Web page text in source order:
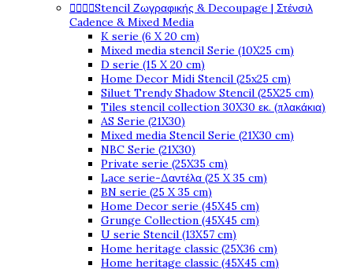
   Stencil Ζωγραφικής & Decoupage | Στένσιλ
Cadence & Mixed Media
K serie (6 X 20 cm)
Mixed media stencil Serie (10X25 cm)
D serie (15 X 20 cm)
Home Decor Midi Stencil (25x25 cm)
Siluet Trendy Shadow Stencil (25X25 cm)
Tiles stencil collection 30X30 εκ. (πλακάκια)
AS Serie (21X30)
Mixed media Stencil Serie (21X30 cm)
NBC Serie (21X30)
Private serie (25X35 cm)
Lace serie-Δαντέλα (25 X 35 cm)
BN serie (25 X 35 cm)
Home Decor serie (45X45 cm)
Grunge Collection (45X45 cm)
U serie Stencil (13X57 cm)
Home heritage classic (25X36 cm)
Home heritage classic (45X45 cm)